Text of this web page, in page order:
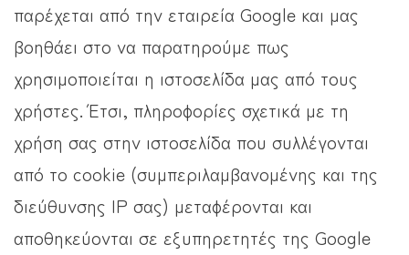
παρέχεται από την εταιρεία Google και μας
βοηθάει στο να παρατηρούμε πως
χρησιμοποιείται η ιστοσελίδα μας από τους
χρήστες. Έτσι, πληροφορίες σχετικά με τη
χρήση σας στην ιστοσελίδα που συλλέγονται
από το cookie (συμπεριλαμβανομένης και της
διεύθυνσης IP σας) μεταφέρονται και
αποθηκεύονται σε εξυπηρετητές της Google